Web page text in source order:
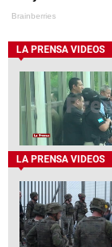
LA PRENSA VIDEOS
LA PRENSA VIDEOS